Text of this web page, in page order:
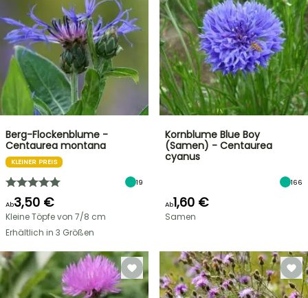
Berg-Flockenblume -
Centaurea montana
KLEINER PREIS
19
Ab3,50 €
Kleine Töpfe von 7/8 cm
Erhältlich in 3 Größen
Kornblume Blue Boy
(Samen) - Centaurea
cyanus
166
Ab1,60 €
Samen